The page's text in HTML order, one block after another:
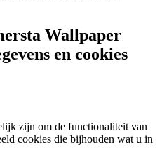
Wallpaper
en cookies
zijn om de functionaliteit van
cookies die bijhouden wat u in